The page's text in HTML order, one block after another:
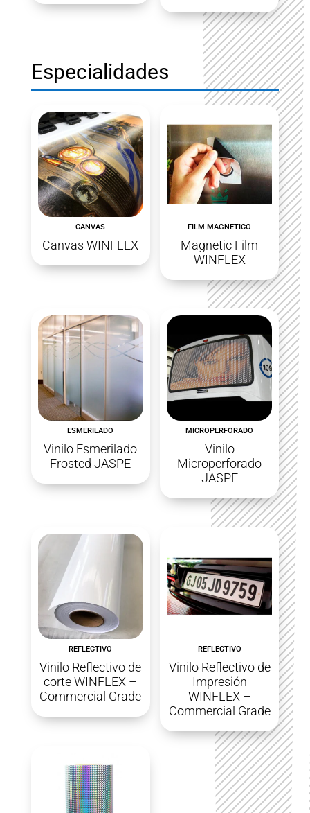
Especialidades
CANVAS
Canvas WINFLEX
FILM MAGNETICO
Magnetic Film
WINFLEX
ESMERILADO
Vinilo Esmerilado
Frosted JASPE
MICROPERFORADO
Vinilo
Microperforado
JASPE
REFLECTIVO
Vinilo Reflectivo de
corte WINFLEX –
Commercial Grade
REFLECTIVO
Vinilo Reflectivo de
Impresión
WINFLEX –
Commercial Grade